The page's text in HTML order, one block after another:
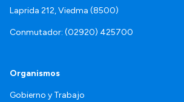
Laprida 212, Viedma (8500)
Conmutador: (02920) 425700
Organismos
Gobierno y Trabajo